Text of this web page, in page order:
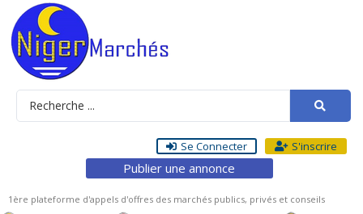
Se Connecter S'inscrire
Publier une annonce
1ère plateforme d'appels d'offres des marchés publics, privés et conseils